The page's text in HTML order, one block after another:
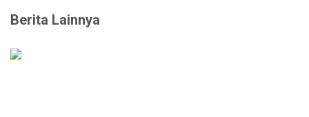
Berita Lainnya